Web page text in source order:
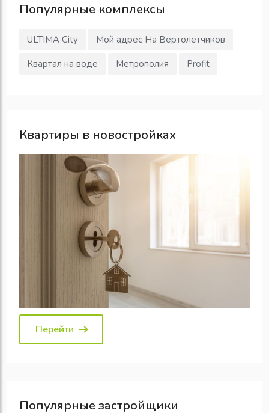
Популярные комплексы
ULTIMA City
Мой адрес На Вертолетчиков
Квартал на воде
Метрополия Profit
Квартиры в новостройках
Перейти
Популярные застройщики